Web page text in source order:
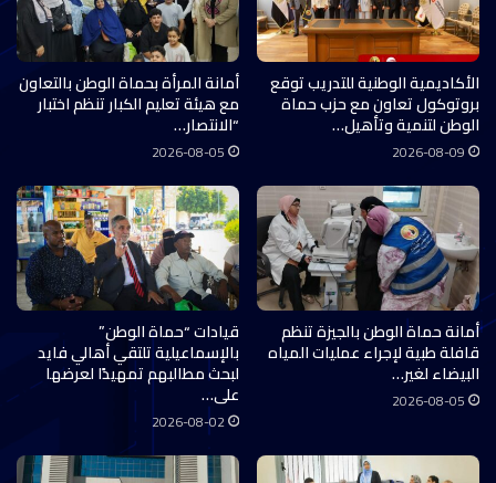
الأكاديمية الوطنية للتدريب توقع
بروتوكول تعاون مع حزب حماة
الوطن لتنمية وتأهيل…
2026-08-09
أمانة المرأة بحماة الوطن بالتعاون
مع هيئة تعليم الكبار تنظم اختبار
“الانتصار…
2026-08-05
أمانة حماة الوطن بالجيزة تنظم
قافلة طبية لإجراء عمليات المياه
البيضاء لغير…
2026-08-05
قيادات “حماة الوطن”
بالإسماعيلية تلتقي أهالي فايد
لبحث مطالبهم تمهيدًا لعرضها
على…
2026-08-02